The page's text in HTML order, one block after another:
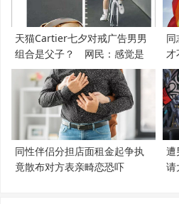
天猫Cartier七夕对戒广告男男
组合是父子？ 网民：感觉是
支持LGBT
才
必
同性伴侣分担店面租金起争执
竟散布对方表亲畸恋恐吓
遭
请